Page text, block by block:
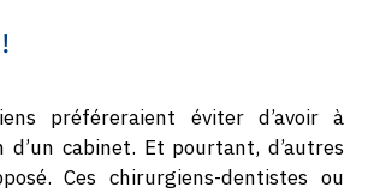
préféreraient éviter d’avoir à
cabinet. Et pourtant, d’autres
Ces chirurgiens-dentistes ou